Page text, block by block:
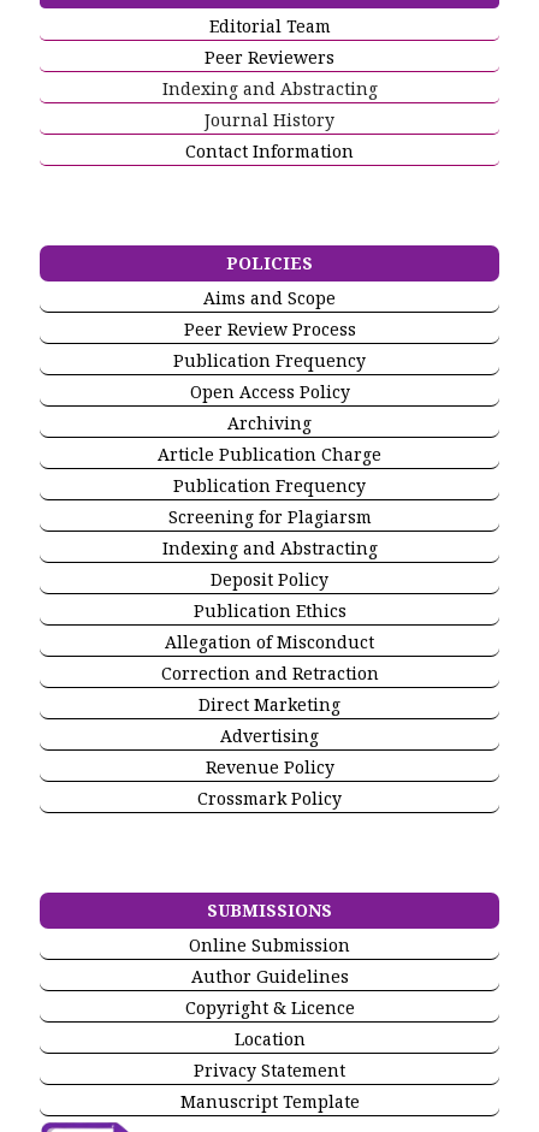
Editorial Team
Peer Reviewers
Indexing and Abstracting
Journal History
Contact Information
POLICIES
Aims and Scope
Peer Review Process
Publication Frequency
Open Access Policy
Archiving
Article Publication Charge
Publication Frequency
Screening for Plagiarsm
Indexing and Abstracting
Deposit Policy
Publication Ethics
Allegation of Misconduct
Correction and Retraction
Direct Marketing
Advertising
Revenue Policy
Crossmark Policy
SUBMISSIONS
Online Submission
Author Guidelines
Copyright & Licence
Location
Privacy Statement
Manuscript Template